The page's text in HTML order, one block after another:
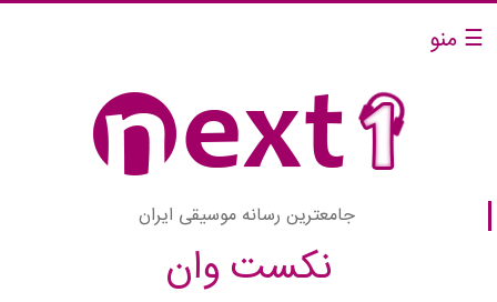
☰ منو
جامعترین رسانه موسیقی ایران
نکست وان